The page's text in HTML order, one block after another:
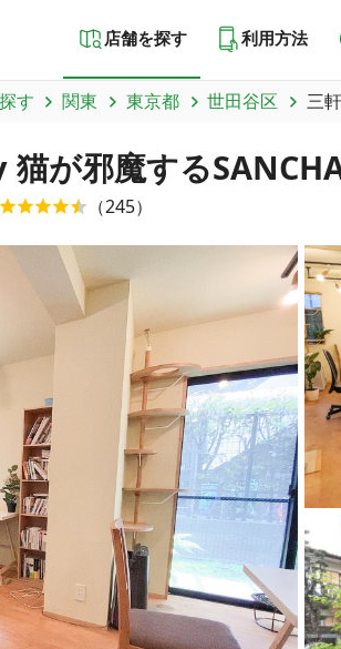
店舗を探す 利用方法
す 関東 東京都 世田谷区 三
が邪魔する
（245）